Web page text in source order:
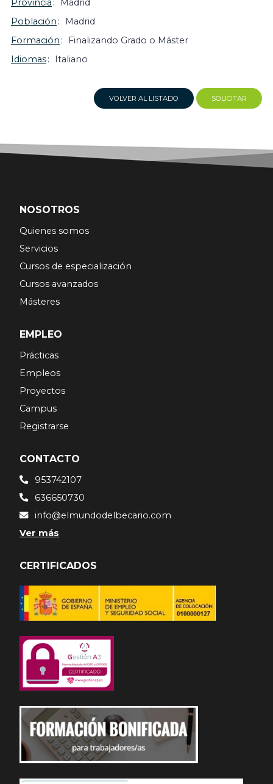
Provincia
Madrid
Población
Madrid
Formación
Finalizando Grado o Máster
Idiomas
Italiano
VOLVER AL LISTADO SOLICITAR
NOSOTROS
Quienes somos
Servicios
Cursos de especialización
Cursos avanzados
Másteres
EMPLEO
Prácticas
Empleos
Proyectos
Campus
Registrarse
CONTACTO
953742107
636650730
info@elmundodelbecario.com
Ver más
CERTIFICADOS